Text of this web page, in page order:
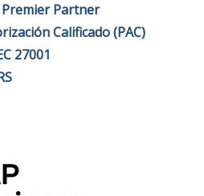
Premier Partner
Calificado (PAC)
27001